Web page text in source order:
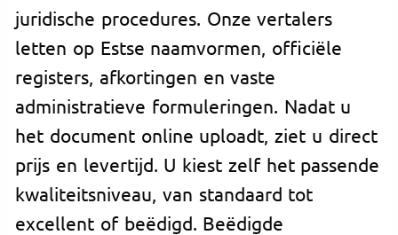
juridische procedures. Onze vertalers
letten op Estse naamvormen, officiële
registers, afkortingen en vaste
administratieve formuleringen. Nadat u
het document online uploadt, ziet u direct
prijs en levertijd. U kiest zelf het passende
kwaliteitsniveau, van standaard tot
excellent of beëdigd. Beëdigde